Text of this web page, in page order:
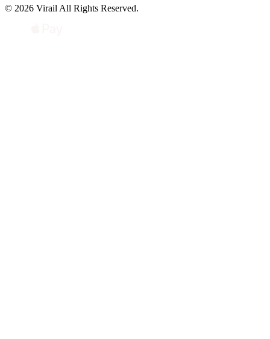
© 2026 Virail All Rights Reserved.